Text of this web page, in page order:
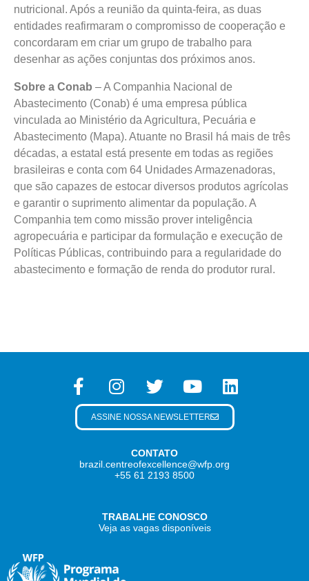
nutricional. Após a reunião da quinta-feira, as duas
entidades reafirmaram o compromisso de cooperação e
concordaram em criar um grupo de trabalho para
desenhar as ações conjuntas dos próximos anos.
Sobre a Conab – A Companhia Nacional de
Abastecimento (Conab) é uma empresa pública
vinculada ao Ministério da Agricultura, Pecuária e
Abastecimento (Mapa). Atuante no Brasil há mais de três
décadas, a estatal está presente em todas as regiões
brasileiras e conta com 64 Unidades Armazenadoras,
que são capazes de estocar diversos produtos agrícolas
e garantir o suprimento alimentar da população. A
Companhia tem como missão prover inteligência
agropecuária e participar da formulação e execução de
Políticas Públicas, contribuindo para a regularidade do
abastecimento e formação de renda do produtor rural.
CONTATO
brazil.centreofexcellence@wfp.org
+55 61 2193 8500
TRABALHE CONOSCO
Veja as vagas disponíveis
ASSINE NOSSA NEWSLETTER